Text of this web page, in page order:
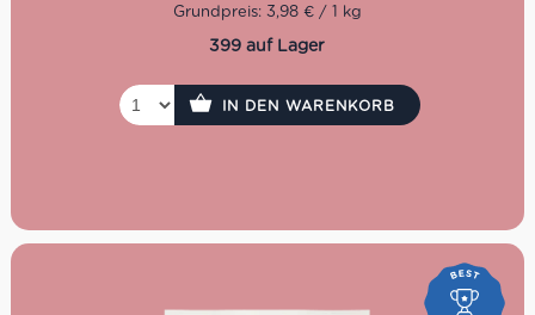
Grundpreis: 3,98 € / 1 kg
399 auf Lager
IN DEN WARENKORB